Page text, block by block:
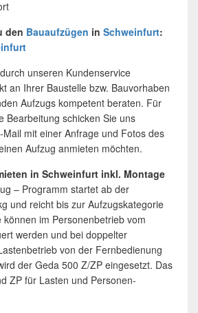
den Bauaufzügen in Schweinfurt:
unseren Kundenservice
an Ihrer Baustelle bzw. Bauvorhaben
Aufzugs kompetent beraten. Für
Bearbeitung schicken Sie uns
mit einer Anfrage und Fotos des
Aufzug anmieten möchten.
in Schweinfurt inkl. Montage
– Programm startet ab der
und reicht bis zur Aufzugskategorie
im Personenbetrieb vom
werden und bei doppelter
von der Fernbedienung
der Geda 500 Z/ZP eingesetzt. Das
ZP für Lasten und Personen-